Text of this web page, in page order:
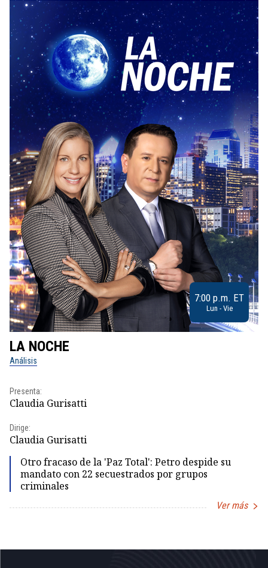
7:00 p.m. ET
Lun - Vie
LA NOCHE
Análisis
Presenta:
Claudia Gurisatti
Dirige:
Claudia Gurisatti
Otro fracaso de la 'Paz Total': Petro despide su
mandato con 22 secuestrados por grupos
criminales
Ver más
5